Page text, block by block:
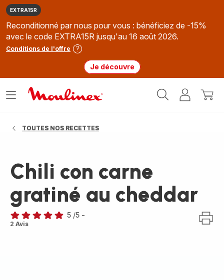
EXTRA15R
Reconditionné par nous pour vous : bénéficiez de -15%
avec le code EXTRA15R jusqu'au 16 août 2026.
Conditions de l'offre
Je découvre
MonMon
Ouvrir
TOUTES NOS RECETTES
Chili con carne
gratiné au cheddar
Avis
5 /5 -
2 Avis